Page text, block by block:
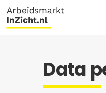
Data